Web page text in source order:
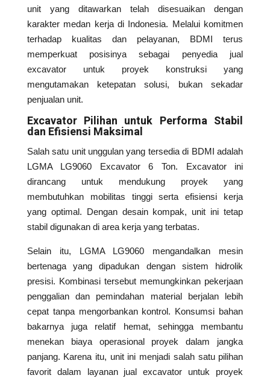
unit yang ditawarkan telah disesuaikan dengan
karakter medan kerja di Indonesia. Melalui komitmen
terhadap kualitas dan pelayanan, BDMI terus
memperkuat posisinya sebagai penyedia jual
excavator untuk proyek konstruksi yang
mengutamakan ketepatan solusi, bukan sekadar
penjualan unit.
Excavator Pilihan untuk Performa Stabil
dan Efisiensi Maksimal
Salah satu unit unggulan yang tersedia di BDMI adalah
LGMA LG9060 Excavator 6 Ton. Excavator ini
dirancang untuk mendukung proyek yang
membutuhkan mobilitas tinggi serta efisiensi kerja
yang optimal. Dengan desain kompak, unit ini tetap
stabil digunakan di area kerja yang terbatas.
Selain itu, LGMA LG9060 mengandalkan mesin
bertenaga yang dipadukan dengan sistem hidrolik
presisi. Kombinasi tersebut memungkinkan pekerjaan
penggalian dan pemindahan material berjalan lebih
cepat tanpa mengorbankan kontrol. Konsumsi bahan
bakarnya juga relatif hemat, sehingga membantu
menekan biaya operasional proyek dalam jangka
panjang. Karena itu, unit ini menjadi salah satu pilihan
favorit dalam layanan jual excavator untuk proyek